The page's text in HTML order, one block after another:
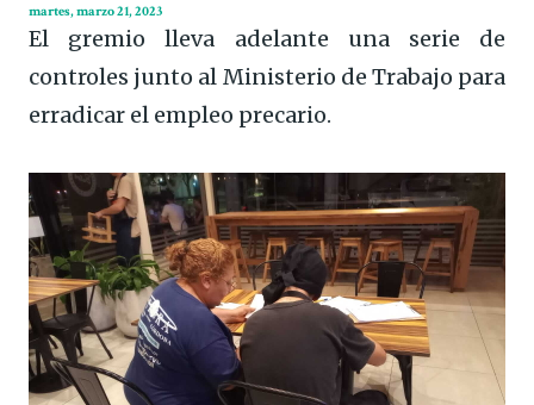
martes, marzo 21, 2023
El gremio lleva adelante una serie de
controles junto al Ministerio de Trabajo para
erradicar el empleo precario.